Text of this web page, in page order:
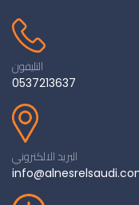
التليفون
0537213637
البريد الالكتروني